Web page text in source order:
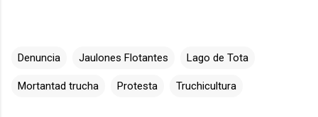
Denuncia Jaulones Flotantes Lago de Tota
Mortantad trucha Protesta Truchicultura